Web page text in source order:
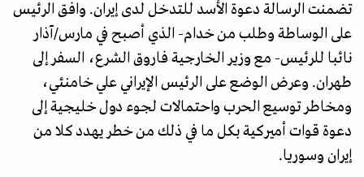
تضمنت الرسالة دعوة الأسد للتدخل لدى إيران. وافق الرئيس
على الوساطة وطلب من خدام- الذي أصبح في مارس/آذار
نائبا للرئيس- مع وزير الخارجية فاروق الشرع، السفر إلى
طهران. وعرض الوضع على الرئيس الإيراني علي خامنئي،
ومخاطر توسيع الحرب واحتمالات لجوء دول خليجية إلى
دعوة قوات أميركية بكل ما في ذلك من خطر يهدد كلا من
إيران وسوريا.